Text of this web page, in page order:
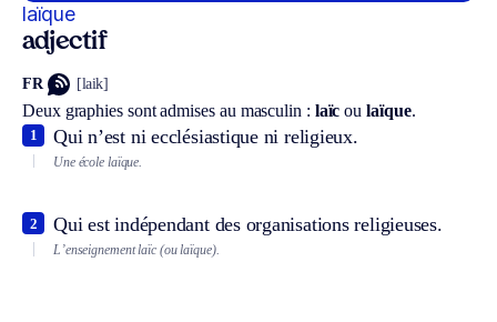
laïque
adjectif
FR [laik]
Deux graphies sont admises au masculin : laïc oulaïque.
Qui n’est ni ecclésiastique ni religieux.
1
Une école laïque.
Qui est indépendant des organisations religieuses.
2
L’enseignement laïc (ou laïque).